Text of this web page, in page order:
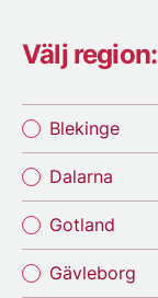
Välj region:
Blekinge
Dalarna
Gotland
Gävleborg